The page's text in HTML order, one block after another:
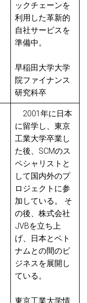
ックチェーンを
利用した革新的
自社サービスを
準備中。
早稲田大学大学
院ファイナンス
研究科卒
2001年に日本
に留学し、東京
工業大学卒業し
た後、SCMのス
ペシャリストと
して国内外のプ
ロジェクトに参
加している。 そ
の後、株式会社
JVBを立ち上
げ、日本とベト
ナムとの間のビ
ジネスを展開し
ている。
東京工業大学情